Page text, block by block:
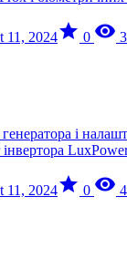
11, 2024star 0 visibility
і
11, 2024star 0 visibility